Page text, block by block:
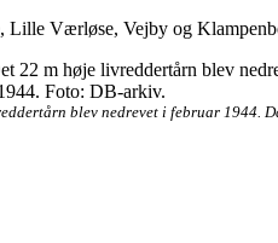
Lille Værløse, Vejby og
blev nedrevet i februar 1944.